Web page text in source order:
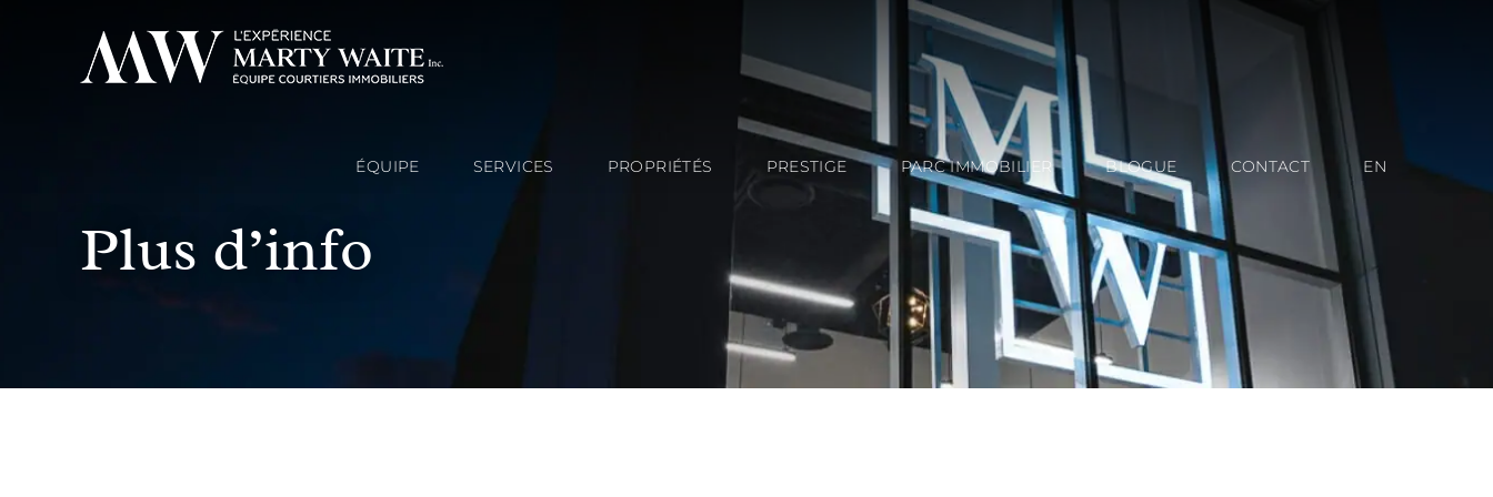
ÉQUIPE SERVICES PROPRIÉTÉS PRESTIGE PARC IMMOBILIER BLOGUE CONTACT EN
Plus d’info